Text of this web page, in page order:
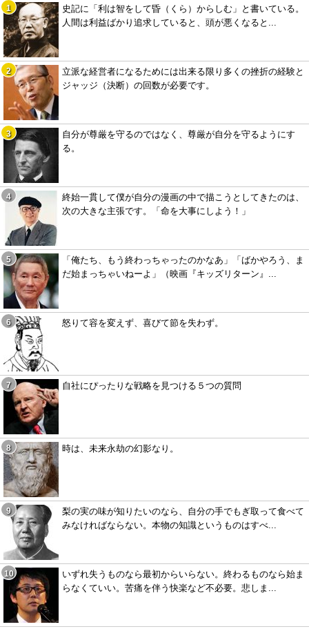
史記に「利は智をして昏（くら）からしむ」と書いている。
人間は利益ばかり追求していると、頭が悪くなると...
立派な経営者になるためには出来る限り多くの挫折の経験と
ジャッジ（決断）の回数が必要です。
自分が尊厳を守るのではなく、尊厳が自分を守るようにす
る。
終始一貫して僕が自分の漫画の中で描こうとしてきたのは、
次の大きな主張です。「命を大事にしよう！」
「俺たち、もう終わっちゃったのかなあ」「ばかやろう、ま
だ始まっちゃいねーよ」（映画『キッズリターン』...
怒りて容を変えず、喜びて節を失わず。
自社にぴったりな戦略を見つける５つの質問
時は、未来永劫の幻影なり。
梨の実の味が知りたいのなら、自分の手でもぎ取って食べて
みなければならない。本物の知識というものはすべ...
いずれ失うものなら最初からいらない。終わるものなら始ま
らなくていい。苦痛を伴う快楽など不必要。悲しま...